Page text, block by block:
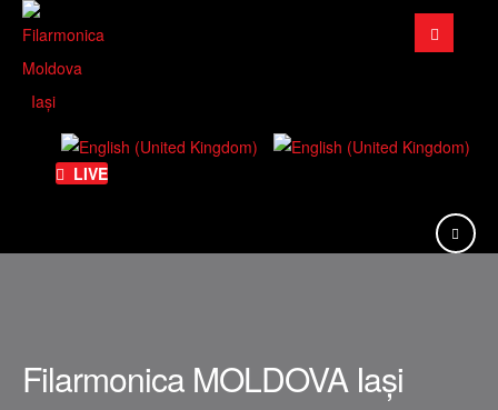
Căutare
...
LIVE
Filarmonica MOLDOVA Iași